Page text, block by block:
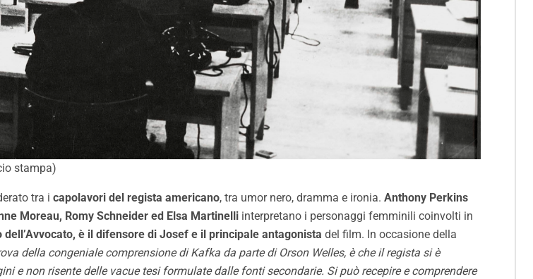
stampa)
tra i capolavori del regista americano, tra umor nero, dramma e ironia. Anthony Perkins
Moreau, Romy Schneider ed Elsa Martinelli interpretano i personaggi femminili coinvolti in
dell’Avvocato, è il difensore di Josef e il principale antagonista del film. In occasione della
della congeniale comprensione di Kafka da parte di Orson Welles, è che il regista si è
e non risente delle vacue tesi formulate dalle fonti secondarie. Si può recepire e comprendere